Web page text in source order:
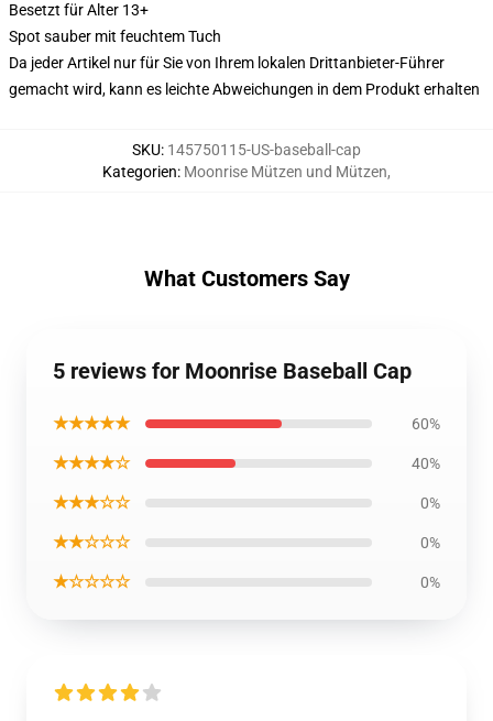
Besetzt für Alter 13+
Spot sauber mit feuchtem Tuch
Da jeder Artikel nur für Sie von Ihrem lokalen Drittanbieter-Führer
gemacht wird, kann es leichte Abweichungen in dem Produkt erhalten
SKU: 145750115-US-baseball-cap
Kategorien: Moonrise Mützen und Mützen,
What Customers Say
5 reviews for Moonrise Baseball Cap
★★★★★ 60%
★★★★☆ 40%
★★★☆☆ 0%
★★☆☆☆ 0%
★☆☆☆☆ 0%